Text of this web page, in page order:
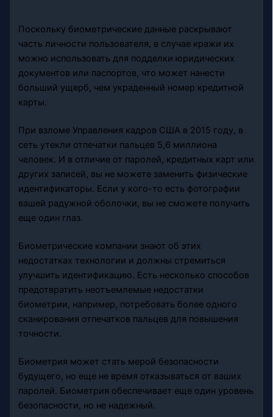
Поскольку биометрические данные раскрывают
часть личности пользователя, в случае кражи их
можно использовать для подделки юридических
документов или паспортов, что может нанести
больший ущерб, чем украденный номер кредитной
карты.
При взломе Управления кадров США в 2015 году, в
сеть утекли отпечатки пальцев 5,6 миллиона
человек. И в отличие от паролей, кредитных карт или
других записей, вы не можете заменить физические
идентификаторы. Если у кого-то есть фотографии
вашей радужной оболочки, вы не сможете получить
еще один глаз.
Биометрические компании знают об этих
недостатках технологии и должны стремиться
улучшить идентификацию. Есть несколько способов
предотвратить неотъемлемые недостатки
биометрии, например, потребовать более одного
сканирования отпечатков пальцев для повышения
точности.
Биометрия может стать мерой безопасности
будущего, но еще не время отказываться от ваших
паролей. Биометрия обеспечивает еще один уровень
безопасности, но не надежный.